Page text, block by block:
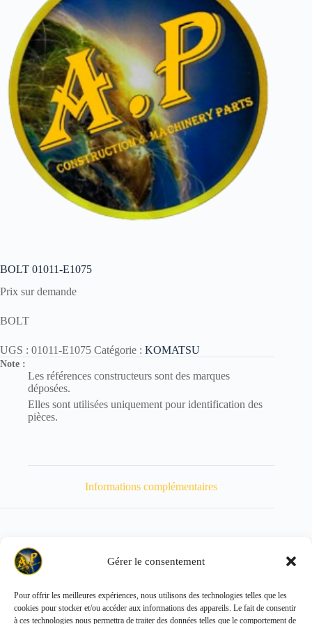
Gérer le consentement
Pour offrir les meilleures expériences, nous utilisons des technologies telles que les
cookies pour stocker et/ou accéder aux informations des appareils. Le fait de consentir
à ces technologies nous permettra de traiter des données telles que le comportement de
BOLT 01011-E1075
Prix sur demande
BOLT
UGS : 01011-E1075 Catégorie : KOMATSU
Note :
Les références constructeurs sont des marques
déposées.
Elles sont utilisées uniquement pour identification des
pièces.
Informations complémentaires
Poids 120 kg
Copyright © 2026 - ALL PARTS FRANCE SAS